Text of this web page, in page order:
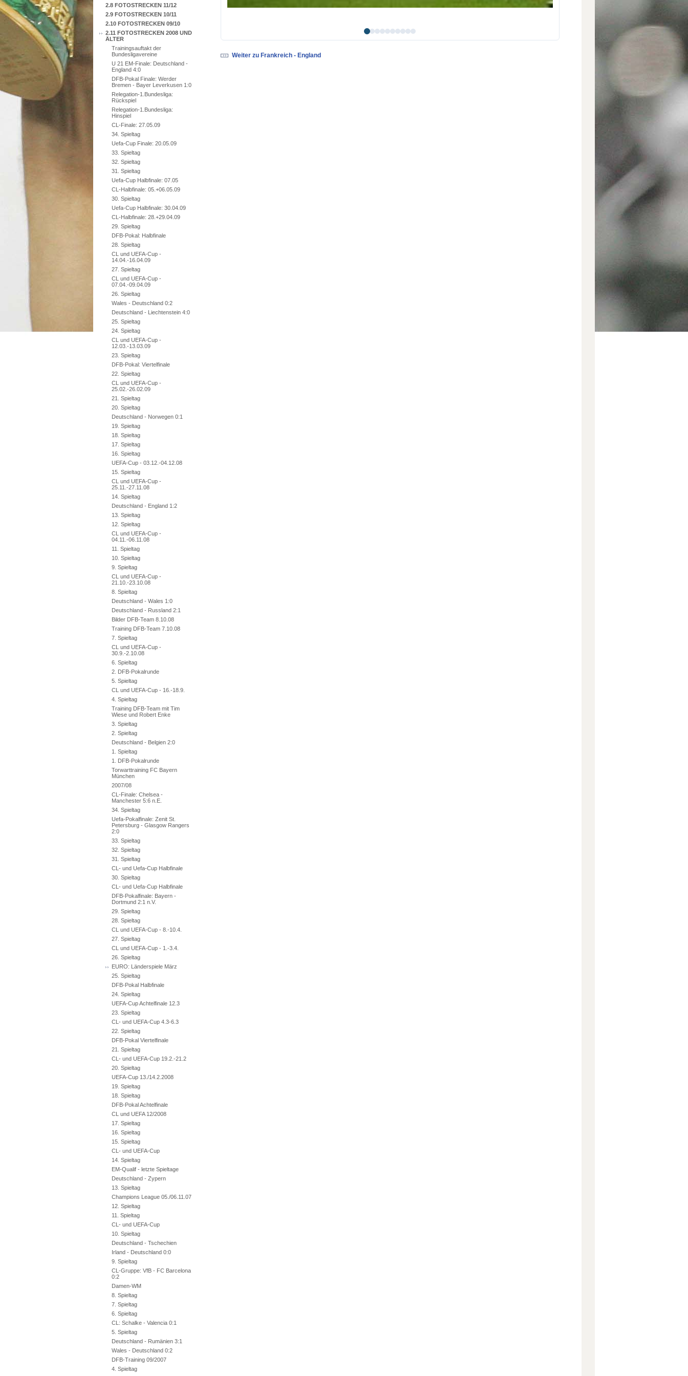
2.8 FOTOSTRECKEN 11/12
2.9 FOTOSTRECKEN 10/11
2.10 FOTOSTRECKEN 09/10
2.11 FOTOSTRECKEN 2008 UND
ÄLTER
Trainingsauftakt der
Bundesligavereine
U 21 EM-Finale: Deutschland -
England 4:0
DFB-Pokal Finale: Werder
Bremen - Bayer Leverkusen 1:0
Relegation-1.Bundesliga:
Rückspiel
Relegation-1.Bundesliga:
Hinspiel
CL-Finale: 27.05.09
34. Spieltag
Uefa-Cup Finale: 20.05.09
33. Spieltag
32. Spieltag
31. Spieltag
Uefa-Cup Halbfinale: 07.05
CL-Halbfinale: 05.+06.05.09
30. Spieltag
Uefa-Cup Halbfinale: 30.04.09
CL-Halbfinale: 28.+29.04.09
29. Spieltag
DFB-Pokal: Halbfinale
28. Spieltag
CL und UEFA-Cup -
14.04.-16.04.09
27. Spieltag
CL und UEFA-Cup -
07.04.-09.04.09
26. Spieltag
Wales - Deutschland 0:2
Deutschland - Liechtenstein 4:0
25. Spieltag
24. Spieltag
CL und UEFA-Cup -
12.03.-13.03.09
23. Spieltag
DFB-Pokal: Viertelfinale
22. Spieltag
CL und UEFA-Cup -
25.02.-26.02.09
21. Spieltag
20. Spieltag
Deutschland - Norwegen 0:1
19. Spieltag
18. Spieltag
17. Spieltag
16. Spieltag
UEFA-Cup - 03.12.-04.12.08
15. Spieltag
CL und UEFA-Cup -
25.11.-27.11.08
14. Spieltag
Deutschland - England 1:2
13. Spieltag
12. Spieltag
CL und UEFA-Cup -
04.11.-06.11.08
11. Spieltag
10. Spieltag
9. Spieltag
CL und UEFA-Cup -
21.10.-23.10.08
8. Spieltag
Deutschland - Wales 1:0
Deutschland - Russland 2:1
Bilder DFB-Team 8.10.08
Training DFB-Team 7.10.08
7. Spieltag
CL und UEFA-Cup -
30.9.-2.10.08
6. Spieltag
2. DFB-Pokalrunde
5. Spieltag
CL und UEFA-Cup - 16.-18.9.
4. Spieltag
Training DFB-Team mit Tim
Wiese und Robert Enke
3. Spieltag
2. Spieltag
Deutschland - Belgien 2:0
1. Spieltag
1. DFB-Pokalrunde
Torwarttraining FC Bayern
München
2007/08
CL-Finale: Chelsea -
Manchester 5:6 n.E.
34. Spieltag
Uefa-Pokalfinale: Zenit St.
Petersburg - Glasgow Rangers
2:0
33. Spieltag
32. Spieltag
31. Spieltag
CL- und Uefa-Cup Halbfinale
30. Spieltag
CL- und Uefa-Cup Halbfinale
DFB-Pokalfinale: Bayern -
Dortmund 2:1 n.V.
29. Spieltag
28. Spieltag
CL und UEFA-Cup - 8.-10.4.
27. Spieltag
CL und UEFA-Cup - 1.-3.4.
26. Spieltag
EURO: Länderspiele März
25. Spieltag
DFB-Pokal Halbfinale
24. Spieltag
UEFA-Cup Achtelfinale 12.3
23. Spieltag
CL- und UEFA-Cup 4.3-6.3
22. Spieltag
DFB-Pokal Viertelfinale
21. Spieltag
CL- und UEFA-Cup 19.2.-21.2
20. Spieltag
UEFA-Cup 13./14.2.2008
19. Spieltag
18. Spieltag
DFB-Pokal Achtelfinale
CL und UEFA 12/2008
17. Spieltag
16. Spieltag
15. Spieltag
CL- und UEFA-Cup
14. Spieltag
EM-Qualif - letzte Spieltage
Deutschland - Zypern
13. Spieltag
Champions League 05./06.11.07
12. Spieltag
11. Spieltag
CL- und UEFA-Cup
10. Spieltag
Deutschland - Tschechien
Irland - Deutschland 0:0
9. Spieltag
CL-Gruppe: VfB - FC Barcelona
0:2
Damen-WM
8. Spieltag
7. Spieltag
6. Spieltag
CL: Schalke - Valencia 0:1
5. Spieltag
Deutschland - Rumänien 3:1
Wales - Deutschland 0:2
DFB-Training 09/2007
4. Spieltag
Weiter zu Frankreich - England